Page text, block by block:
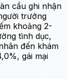
cầu ghi nhận
trưởng
khoảng 2-
tình dục,
đến khám
gái mại